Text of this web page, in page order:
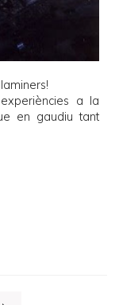
!
a la
en gaudiu tant